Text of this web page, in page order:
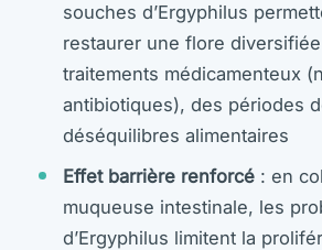
souches d’Ergyphilus
restaurer une flore
traitements médicamenteux
antibiotiques), des périodes
déséquilibres alimentaires
Effet barrière renforcé : en
muqueuse intestinale, les
d’Ergyphilus limitent la